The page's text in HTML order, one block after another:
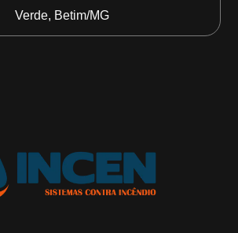
Verde, Betim/MG